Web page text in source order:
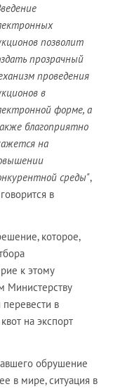
позволит
прозрачный
проведения
в
форме, а
благоприятно
на
среды",
в
которое,
к этому
Министерству
в
на экспорт
обрушение
в мире, ситуация в